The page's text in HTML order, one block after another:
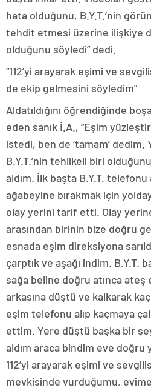
hata olduğunu, B.Y.T.’nin
tehdit etmesi üzerine ilişkiye
olduğunu söyledi” dedi.
“112’yi arayarak eşimi ve
de ekip gelmesini söyledim”
Aldatıldığını öğrendiğinde
eden sanık İ.A., “Eşim
istedi, ben de ‘tamam’ dedim.
B.Y.T.’nin tehlikeli biri
aldım. İlk başta B.Y.T. telefonu
ağabeyine bırakmak için
olay yerini tarif etti. Olay
arasından birinin bize doğru
esnada eşim direksiyona
çarptık ve aşağı indim. B.Y.T.
sağa beline doğru atınca ateş
arkasına düştü ve kalkarak
eşim telefonu alıp kaçmaya
ettim. Yere düştü başka bir
aldım araca bindim eve doğru
112’yi arayarak eşimi ve
mevkisinde vurduğumu,